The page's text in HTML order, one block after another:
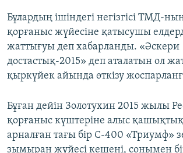
Бұлардың ішіндегі негізгісі ТМД-
қорғаныс жүйесіне қатысушы
жаттығуы деп хабарланды. «Әскери
достастық-2015» деп аталатын ол
қыркүйек айында өткізу
Бұған дейін Золотухин 2015 жылы
қорғаныс күштеріне алыс
арналған тағы бір С-400 «Триумф»
зымыран жүйесі кешені, сонымен